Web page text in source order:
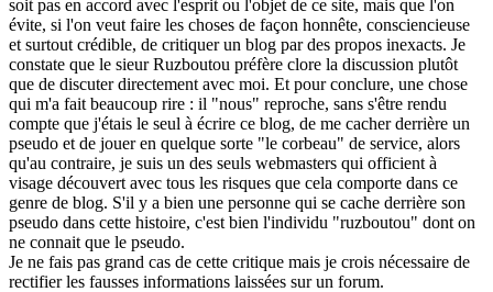
soit pas en accord avec l'esprit ou l'objet de ce site, mais que l'on
évite, si l'on veut faire les choses de façon honnête, consciencieuse
et surtout crédible, de critiquer un blog par des propos inexacts. Je
constate que le sieur Ruzboutou préfère clore la discussion plutôt
que de discuter directement avec moi. Et pour conclure, une chose
qui m'a fait beaucoup rire : il "nous" reproche, sans s'être rendu
compte que j'étais le seul à écrire ce blog, de me cacher derrière un
pseudo et de jouer en quelque sorte "le corbeau" de service, alors
qu'au contraire, je suis un des seuls webmasters qui officient à
visage découvert avec tous les risques que cela comporte dans ce
genre de blog. S'il y a bien une personne qui se cache derrière son
pseudo dans cette histoire, c'est bien l'individu "ruzboutou" dont on
ne connait que le pseudo.
Je ne fais pas grand cas de cette critique mais je crois nécessaire de
rectifier les fausses informations laissées sur un forum.